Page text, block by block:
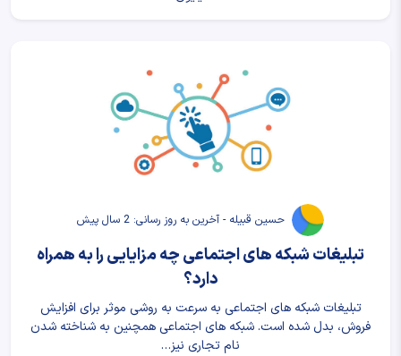
حسین قبیله - آخرین به روز رسانی: 2 سال پیش
تبلیغات شبکه های اجتماعی چه مزایایی را به همراه
دارد؟
تبلیغات شبکه های اجتماعی به سرعت به روشی موثر برای افزایش
فروش، بدل شده است. شبکه های اجتماعی همچنین به شناخته شدن
نام تجاری نیز…